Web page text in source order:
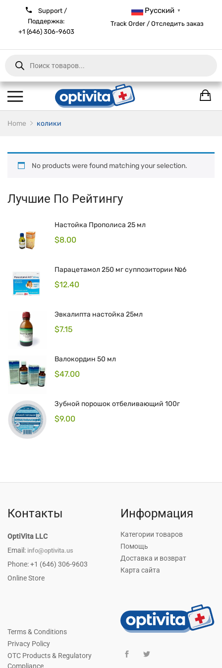
Support /
Поддержка:
+1 (646) 306-9603
Русский ▼
Track Order / Отследить заказ
Products
search
Home колики
No products were found matching your selection.
Лучшие По Рейтингу
Настойка Прополиса 25 мл
$8.00
Парацетамол 250 мг суппозитории №6
$12.40
Эвкалипта настойка 25мл
$7.15
Валокордин 50 мл
$47.00
Зубной порошок отбеливающий 100г
$9.00
Контакты
OptiVita LLC
Email: info@optivita.us
Phone: +1 (646) 306-9603
Online Store
Информация
Категории товаров
Помощь
Доставка и возврат
Карта сайта
Terms & Conditions
Privacy Policy
OTC Products & Regulatory
Compliance